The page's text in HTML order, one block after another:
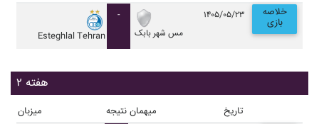
Esteghlal Tehran
-
مس شهر بابک
۱۴۰۵/۰۵/۲۳ خلاصه
بازی
هفته ۲
میزبان نتیجه میهمان تاریخ